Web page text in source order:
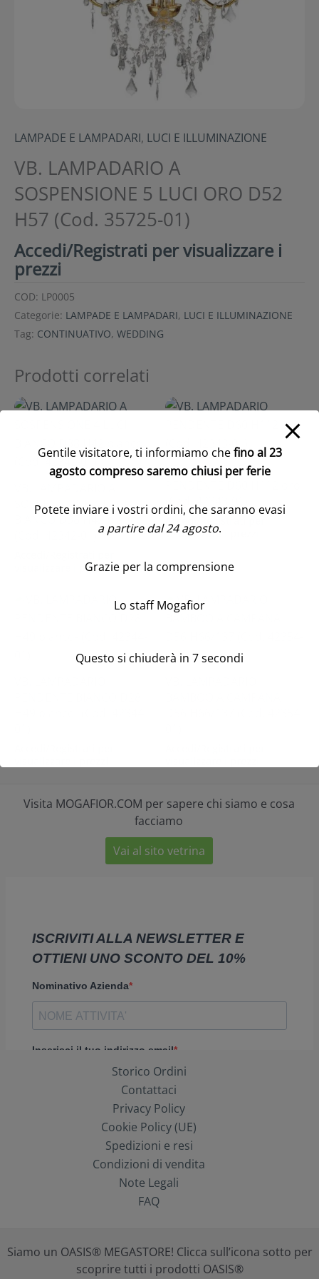
LAMPADE E LAMPADARI, LUCI E ILLUMINAZIONE
VB. LAMPADARIO A
SOSPENSIONE 5 LUCI ORO D52
H57 (Cod. 35725-01)
Accedi/Registrati per visualizzare i
prezzi
COD: LP0005
Categorie: LAMPADE E LAMPADARI, LUCI E ILLUMINAZIONE
Tag: CONTINUATIVO, WEDDING
Prodotti correlati
SOSPENSIONE 4 LUCI
BIANCO D38 H42 bianco
visualizzare i prezzi
VB. LAMPADARIO
(Cod. 42343-01)
visualizzare i prezzi
Visita MOGAFIOR.COM per sapere chi siamo e cosa
facciamo
Vai al sito vetrina
Storico Ordini
Contattaci
Privacy Policy
Cookie Policy (UE)
Spedizioni e resi
Condizioni di vendita
Note Legali
FAQ
Siamo un OASIS® MEGASTORE! Clicca sull’icona sotto per
scoprire tutti i prodotti OASIS®
Gentile visitatore, ti informiamo chefino al 23
agosto compreso saremo chiusi per ferie
Potete inviare i vostri ordini, che saranno evasi
a partire dal 24 agosto.
Grazie per la comprensione
Lo staff Mogafior
Questo si chiuderà in 7secondi